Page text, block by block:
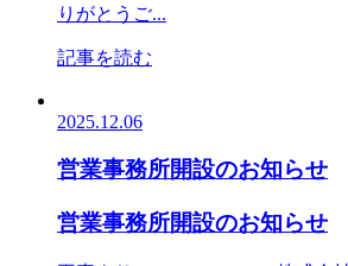
りがとうご...
記事を読む
2025.12.06
営業事務所開設のお知らせ
営業事務所開設のお知らせ